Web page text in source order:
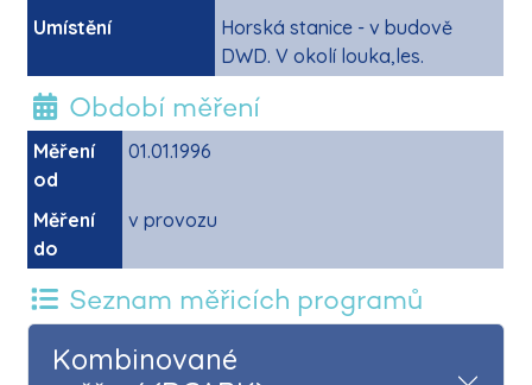
Umístění
Horská stanice - v budově
DWD. V okolí louka,les.
Období měření
Měření
od
01.01.1996
Měření
do
v provozu
Seznam měřicích programů
Kombinované